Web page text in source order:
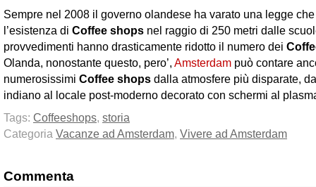
Sempre nel 2008 il governo olandese ha varato una legge
l’esistenza di Coffee shops nel raggio di 250 metri dalle
provvedimenti hanno drasticamente ridotto il numero dei
Olanda, nonostante questo, pero’, Amsterdam può contare
numerosissimi Coffee shops dalla atmosfere più disparate,
indiano al locale post-moderno decorato con schermi al
Tags: Coffeeshops, storia
Categoria Vacanze ad Amsterdam, Vivere ad Amsterdam
Commenta